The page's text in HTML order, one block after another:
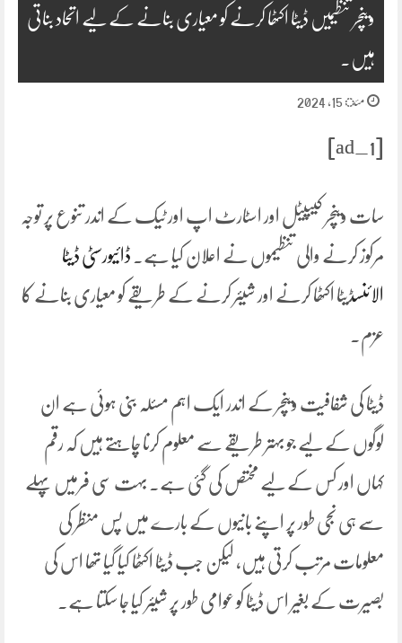
وینچر تنظیمیں ڈیٹا اکٹھا کرنے کو معیاری بنانے کے لیے اتحاد بناتی
ہیں۔
مئ 15, 2024
سات وینچر کیپیٹل اور اسٹارٹ اپ اور ٹیک کے اندر تنوع پر توجہ
مرکوز کرنے والی تنظیموں نے اعلان کیا ہے۔ ڈائیورسٹی ڈیٹا
الائنسڈیٹا اکٹھا کرنے اور شیئر کرنے کے طریقے کو معیاری بنانے کا
عزم۔
ڈیٹا کی شفافیت وینچر کے اندر ایک اہم مسئلہ بنی ہوئی ہے ان
لوگوں کے لیے جو بہتر طریقے سے معلوم کرنا چاہتے ہیں کہ رقم
کہاں اور کس کے لیے مختص کی گئی ہے۔ بہت سی فرمیں پہلے
سے ہی نجی طور پر اپنے بانیوں کے بارے میں پس منظر کی
معلومات مرتب کرتی ہیں، لیکن جب ڈیٹا اکٹھا کیا گیا تھا اس کی
بصیرت کے بغیر اس ڈیٹا کو عوامی طور پر شیئر کیا جا سکتا ہے۔